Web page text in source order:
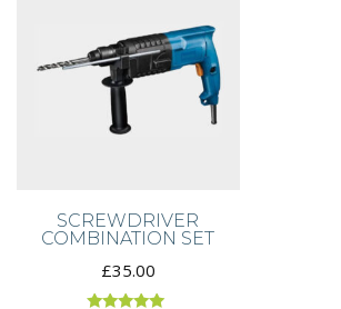
SCREWDRIVER
COMBINATION SET
£35.00